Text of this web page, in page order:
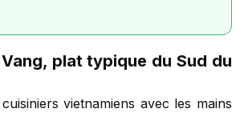
plat typique du Sud du
vietnamiens avec les mains